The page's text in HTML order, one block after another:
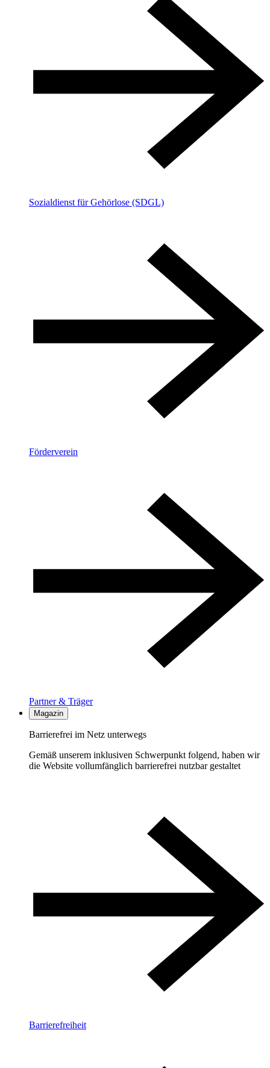
Sozialdienst für Gehörlose (SDGL)
Förderverein
Partner & Träger
Magazin
Barrierefrei im Netz unterwegs
Gemäß unserem inklusiven Schwerpunkt folgend, haben wir
die Website vollumfänglich barrierefrei nutzbar gestaltet
Barrierefreiheit